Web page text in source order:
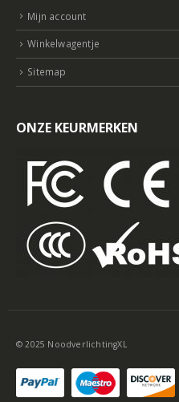
Mijn account
Winkelwagentje
Sitemap
ONZE KEURMERKEN
© 2025 NoodverlichtingXL